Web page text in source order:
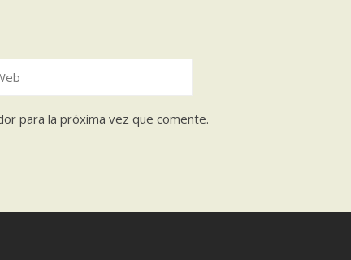
para la próxima vez que comente.